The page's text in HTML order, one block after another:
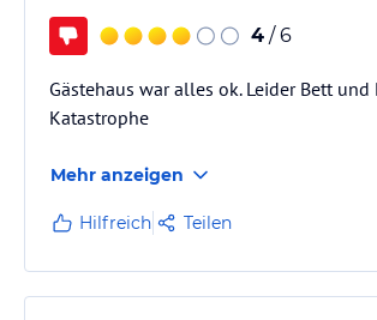
4 / 6
Gästehaus war alles ok. Leider Bett und
Katastrophe
Mehr anzeigen
Hilfreich Teilen